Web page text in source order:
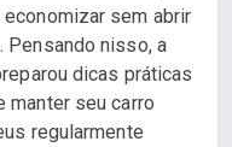
sem abrir
Pensando nisso, a
dicas práticas
manter seu carro
regularmente